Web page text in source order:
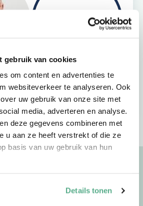
gebruik van cookies
om content en advertenties te
websiteverkeer te analyseren. Ook
uw gebruik van onze site met
media, adverteren en analyse.
deze gegevens combineren met
u aan ze heeft verstrekt of die ze
basis van uw gebruik van hun
Details tonen
+72
Maak een afspraak